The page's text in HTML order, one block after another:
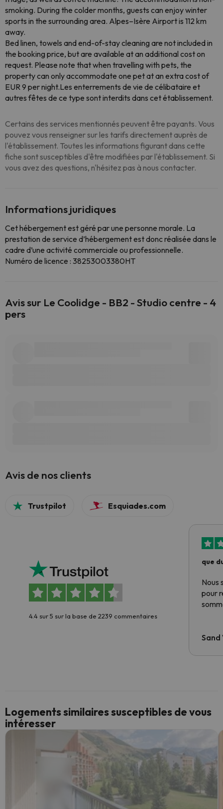
smoking. During the colder months, guests can enjoy winter
sports in the surrounding area. Alpes–Isère Airport is 112 km
away.
Bed linen, towels and end-of-stay cleaning are not included in
the booking price, but are available at an additional cost on
request. Please note that when travelling with pets, the
property can only accommodate one pet at an extra cost of
EUR 9 per night.Les enterrements de vie de célibataire et
autres fêtes de ce type sont interdits dans cet établissement.
Certains des services mentionnés peuvent être payants. Vous
pouvez vous renseigner sur les tarifs directement auprès de
l'établissement. Toutes les informations figurant dans cette
fiche sont susceptibles d'être modifiées par l'établissement. Si
vous avez des questions, n'hésitez pas à nous contacter.
Informations juridiques
Cet hébergement est géré par une personne morale. La
prestation de service d’hébergement est donc réalisée dans le
cadre d’une activité commerciale ou professionnelle.
Numéro de licence : 38253003380HT
Avis sur Le Coolidge - BB2 - Studio centre - 4
pers
Avis de nos clients
Trustpilot Esquiades.com
4.4 sur 5 sur la base de 2239 commentaires
que
Nous
pour
Sand
Logements similaires susceptibles de vous
intéresser